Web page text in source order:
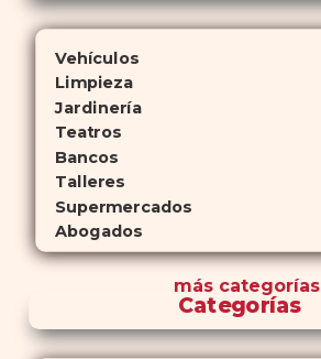
Vehículos
Limpieza
Jardinería
Teatros
Bancos
Talleres
Supermercados
Abogados
máscategorías
Categorías